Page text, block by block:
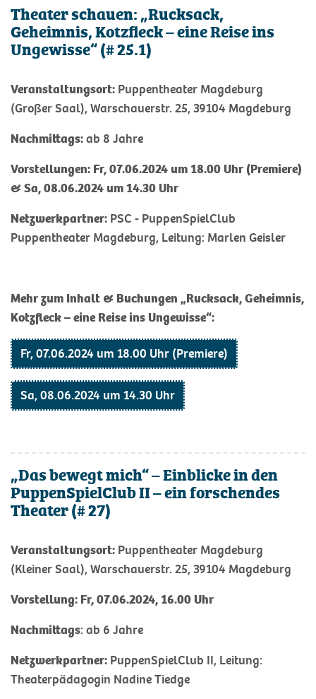
Theater schauen: „Rucksack,
Geheimnis, Kotzfleck – eine Reise ins
Ungewisse“ (# 25.1)
Veranstaltungsort: Puppentheater Magdeburg
(Großer Saal), Warschauerstr. 25, 39104 Magdeburg
Nachmittags:ab 8 Jahre
Vorstellungen: Fr, 07.06.2024 um 18.00 Uhr (Premiere)
& Sa, 08.06.2024 um 14.30 Uhr
Netzwerkpartner: PSC - PuppenSpielClub
Puppentheater Magdeburg, Leitung: Marlen Geisler
Mehr zum Inhalt & Buchungen „Rucksack, Geheimnis,
Kotzfleck – eine Reise ins Ungewisse“:
Fr, 07.06.2024 um 18.00 Uhr (Premiere)
Sa, 08.06.2024 um 14.30 Uhr
„Das bewegt mich“ – Einblicke in den
PuppenSpielClub II – ein forschendes
Theater (# 27)
Veranstaltungsort: Puppentheater Magdeburg
(Kleiner Saal), Warschauerstr. 25, 39104 Magdeburg
Vorstellung: Fr, 07.06.2024, 16.00 Uhr
Nachmittags: ab 6 Jahre
Netzwerkpartner: PuppenSpielClub II, Leitung:
Theaterpädagogin Nadine Tiedge